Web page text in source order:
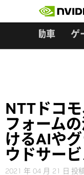
自動車 ゲ
NTTドコ
フォーム
けるAIや
ウドサー
2021 年 04 月 21 日 投